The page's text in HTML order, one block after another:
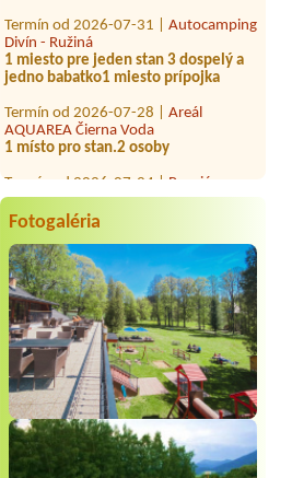
1 miesto pre jeden stan 3 dospelý a
jedno babatko1 miesto prípojka
Termín od 2026-07-28 |Areál
1 místo pro stan.2 osoby
Termín od 2026-07-24 |Penzión a
Termín od 2026-07-31 |Kemping
VAJKA
1 miesto pre obytné auto 7,5m +
elektricka prípojka
Termín od 2026-07-30 |KEMPING
SLNEČNÉ JAZERÁ
1L bungalov 3 osoby
Termín od 2026-08-02 |AVA
Thermalpark Diakovce
Campervan 2 adults 2 children age 10
& 14 with electric
Fotogaléria